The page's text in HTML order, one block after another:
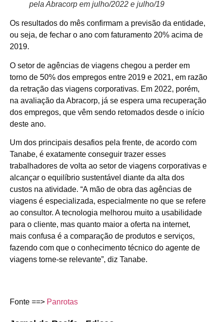
pela Abracorp em julho/2022 e julho/19
Os resultados do mês confirmam a previsão da entidade,
ou seja, de fechar o ano com faturamento 20% acima de
2019.
O setor de agências de viagens chegou a perder em
torno de 50% dos empregos entre 2019 e 2021, em razão
da retração das viagens corporativas. Em 2022, porém,
na avaliação da Abracorp, já se espera uma recuperação
dos empregos, que vêm sendo retomados desde o início
deste ano.
Um dos principais desafios pela frente, de acordo com
Tanabe, é exatamente conseguir trazer esses
trabalhadores de volta ao setor de viagens corporativas e
alcançar o equilíbrio sustentável diante da alta dos
custos na atividade. “A mão de obra das agências de
viagens é especializada, especialmente no que se refere
ao consultor. A tecnologia melhorou muito a usabilidade
para o cliente, mas quanto maior a oferta na internet,
mais confusa é a comparação de produtos e serviços,
fazendo com que o conhecimento técnico do agente de
viagens torne-se relevante”, diz Tanabe.
Fonte ==> Panrotas